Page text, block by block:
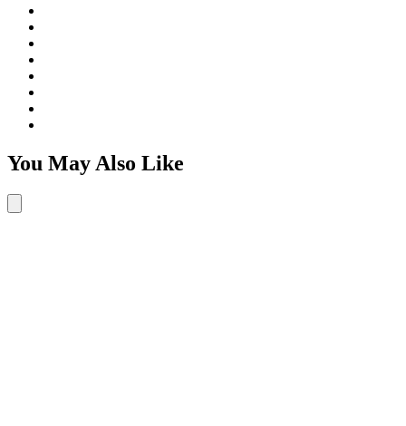
You May Also Like